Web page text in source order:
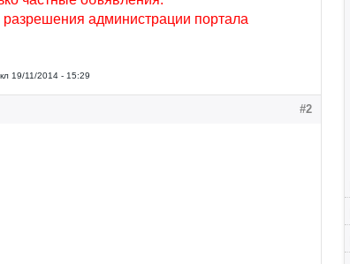
разрешения администрации портала
19/11/2014 - 15:29
#2